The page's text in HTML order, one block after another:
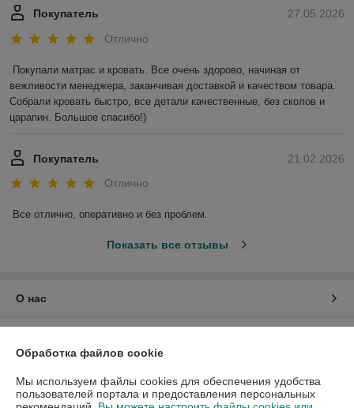
27.05.2026
Покупатель
Отлично
Покупали матрас и кровать. Все очень здорово, начиная от
вежливости менеджера, заканчивая доставкой и качеством товара.
Собрали кровать быстро, все детали качественные, без сколов и
царапин. Большое спасибо!)
21.02.2026
Покупатель
Отлично
Все отлично, оперативно и без проблем.
Показать все отзывы
О нас
Обработка файлов cookie
Мы используем файлы cookies для обеспечения удобства
пользователей портала и предоставления персональных